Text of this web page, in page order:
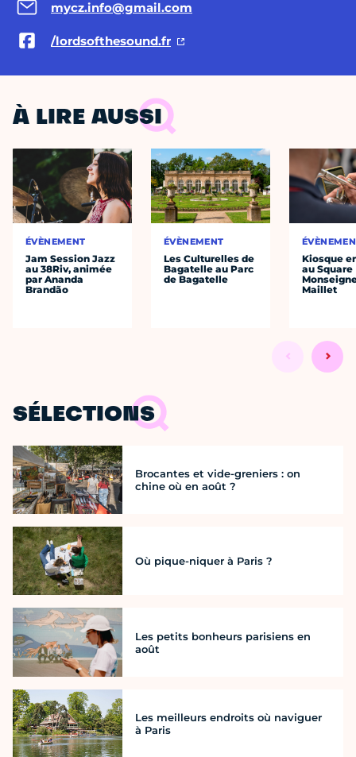
mycz.info@gmail.com
/lordsofthesound.fr
À LIRE AUSSI
ÉVÈNEMENT
Jam Session Jazz
au 38Riv, animée
par Ananda
Brandão
ÉVÈNEMENT
Les Culturelles de
Bagatelle au Parc
de Bagatelle
Kiosque
au Square
Maillet
SÉLECTIONS
Brocantes et vide-greniers : on
chine où en août ?
Où pique-niquer à Paris ?
Les petits bonheurs parisiens en
août
Les meilleurs endroits où naviguer
à Paris